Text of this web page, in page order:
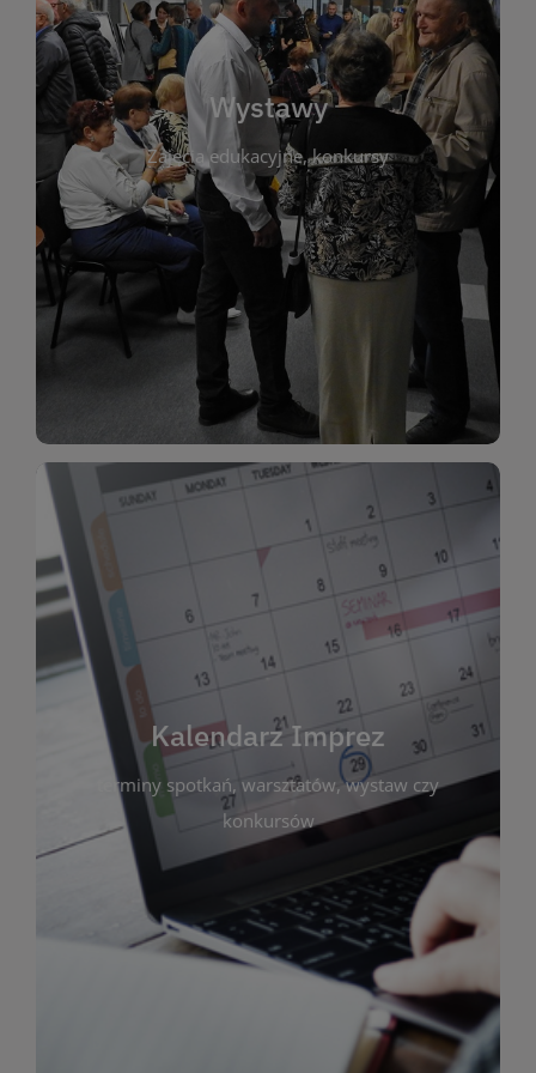
Wystawy
Zajęcia edukacyjne, konkursy
Wystawy
Biblioteka organizuje prezentujące zarówno
sztukę lokalnych twórców, jak i zbiory tematyczne.
W tej sekcji znajdziesz informacje o aktualnych
ekspozycjach oraz archiwum wystaw z
poprzednich lat. Prezentowane prace obejmują
malarstwo, fotografię, rękodzieło i inne formy
artystyczne. Każda wystawa to wyjątkowa okazja
do kontaktu z kulturą i sztuką w przestrzeni
biblioteki. Serdecznie zapraszamy wszystkich
Kalendarz Imprez
terminy spotkań, warsztatów, wystaw czy
konkursów
Kalendarz Imprez
Zakładka ta gromadzi wszystkie planowane
wydarzenia kulturalne i edukacyjne organizowane
przez bibliotekę. Możesz tu sprawdzić terminy
spotkań, warsztatów, wystaw czy konkursów.
Dzięki przejrzystemu kalendarzowi łatwo
zaplanujesz udział w interesujących Cię
wydarzeniach. Aktualizujemy harmonogram na
bieżąco, by zawsze był zgodny z planem pracy
biblioteki. Zapraszamy do śledzenia i uczestnictwa
w życiu kulturalnym miasta!
WIĘCEJ